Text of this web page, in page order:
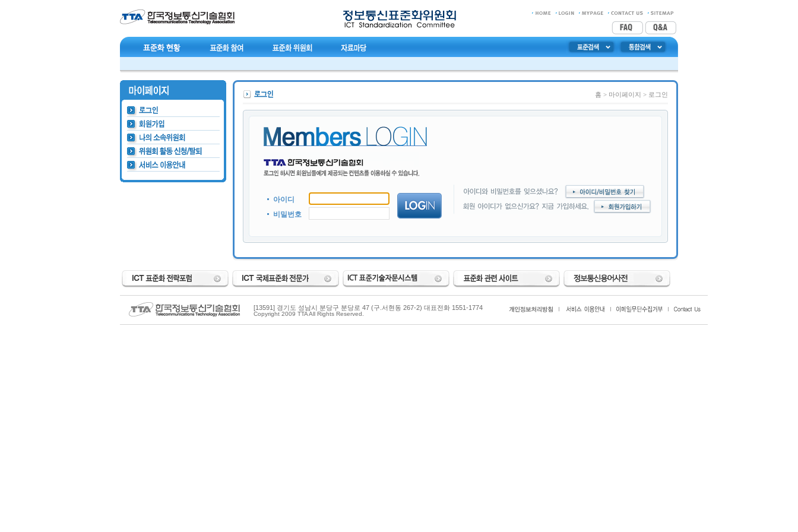
홈 > 마이페이지 > 로그인
아이디
비밀번호
[13591] 경기도 성남시 분당구 분당로 47 (구.서현동 267-2) 대표전화 1551-1774
Copyright 2009 TTA All Rights Reserved.